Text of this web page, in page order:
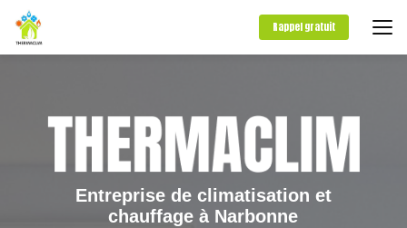
contenu
Rappel gratuit
Entreprise de climatisation et
chauffage à Narbonne